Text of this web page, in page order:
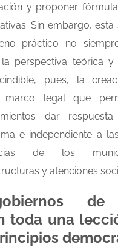
y proponer
Sin embargo, esta
práctico no
perspectiva teórica y
pues, la
marco legal que
dar
e independiente a
de los
y atenciones
de
toda una